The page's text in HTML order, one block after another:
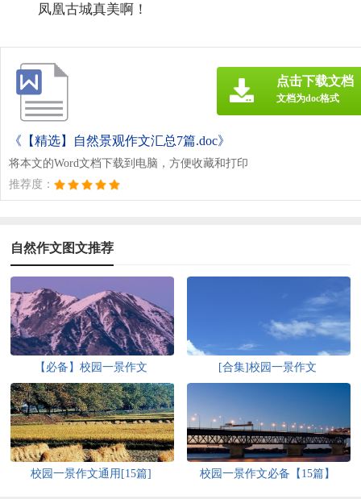
凤凰古城真美啊！
《【精选】自然景观作文汇总7篇.doc》
将本文的Word文档下载到电脑，方便收藏和打印
推荐度：
点击下载文档
文档为doc格式
自然作文图文推荐
【必备】校园一景作文 [合集]校园一景作文
校园一景作文通用[15篇] 校园一景作文必备【15篇】